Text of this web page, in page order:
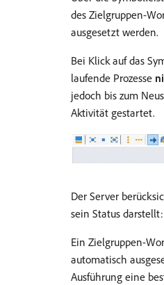
des Zielgruppen-
ausgesetzt werden.
Bei Klick auf das
laufende Prozesse
jedoch bis zum
Aktivität gestartet.
Der Server
sein Status darstellt:
Ein Zielgruppen-
automatisch
Ausführung eine